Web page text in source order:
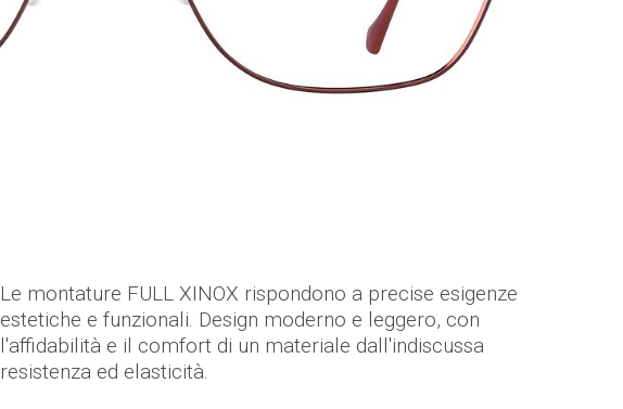
Le montature FULL XINOX rispondono a precise esigenze
estetiche e funzionali. Design moderno e leggero, con
l'affidabilità e il comfort di un materiale dall'indiscussa
resistenza ed elasticità.